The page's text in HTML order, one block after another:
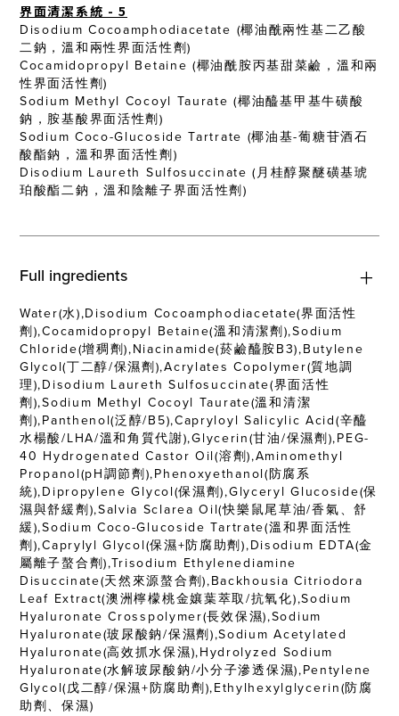
界面清潔系統 - 5
Disodium Cocoamphodiacetate (椰油酰兩性基二乙酸
二鈉，溫和兩性界面活性劑)
Cocamidopropyl Betaine (椰油酰胺丙基甜菜鹼，溫和兩
性界面活性劑)
Sodium Methyl Cocoyl Taurate (椰油醯基甲基牛磺酸
鈉，胺基酸界面活性劑)
Sodium Coco-Glucoside Tartrate (椰油基-葡糖苷酒石
酸酯鈉，溫和界面活性劑)
Disodium Laureth Sulfosuccinate (月桂醇聚醚磺基琥
珀酸酯二鈉，溫和陰離子界面活性劑)
Full ingredients
Water(水),Disodium Cocoamphodiacetate(界面活性
劑),Cocamidopropyl Betaine(溫和清潔劑),Sodium
Chloride(增稠劑),Niacinamide(菸鹼醯胺B3),Butylene
Glycol(丁二醇/保濕劑),Acrylates Copolymer(質地調
理),Disodium Laureth Sulfosuccinate(界面活性
劑),Sodium Methyl Cocoyl Taurate(溫和清潔
劑),Panthenol(泛醇/B5),Capryloyl Salicylic Acid(辛醯
水楊酸/LHA/溫和角質代謝),Glycerin(甘油/保濕劑),PEG-
40 Hydrogenated Castor Oil(溶劑),Aminomethyl
Propanol(pH調節劑),Phenoxyethanol(防腐系
統),Dipropylene Glycol(保濕劑),Glyceryl Glucoside(保
濕與舒緩劑),Salvia Sclarea Oil(快樂鼠尾草油/香氣、舒
緩),Sodium Coco-Glucoside Tartrate(溫和界面活性
劑),Caprylyl Glycol(保濕+防腐助劑),Disodium EDTA(金
屬離子螯合劑),Trisodium Ethylenediamine
Disuccinate(天然來源螯合劑),Backhousia Citriodora
Leaf Extract(澳洲檸檬桃金孃葉萃取/抗氧化),Sodium
Hyaluronate Crosspolymer(長效保濕),Sodium
Hyaluronate(玻尿酸鈉/保濕劑),Sodium Acetylated
Hyaluronate(高效抓水保濕),Hydrolyzed Sodium
Hyaluronate(水解玻尿酸鈉/小分子滲透保濕),Pentylene
Glycol(戊二醇/保濕+防腐助劑),Ethylhexylglycerin(防腐
助劑、保濕)